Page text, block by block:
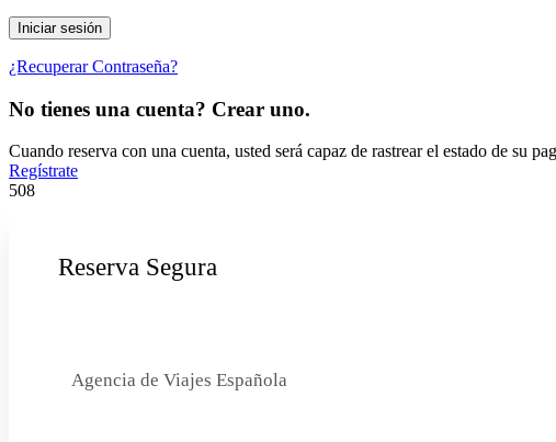
¿Recuperar Contraseña?
No tienes una cuenta? Crear uno.
Cuando reserva con una cuenta, usted será capaz de rastrear el estado de su
Regístrate
508
Reserva Segura
Agencia de Viajes Española